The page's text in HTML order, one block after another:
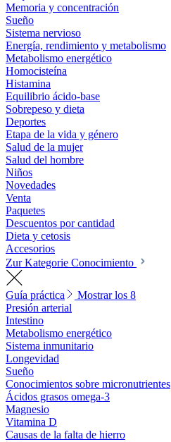
Memoria y concentración
Sueño
Sistema nervioso
Energía, rendimiento y metabolismo
Metabolismo energético
Homocisteína
Histamina
Equilibrio ácido-base
Sobrepeso y dieta
Deportes
Etapa de la vida y género
Salud de la mujer
Salud del hombre
Niños
Novedades
Venta
Paquetes
Descuentos por cantidad
Dieta y cetosis
Accesorios
Zur Kategorie Conocimiento
Guía práctica
Mostrar los 8
Presión arterial
Intestino
Metabolismo energético
Sistema inmunitario
Longevidad
Sueño
Conocimientos sobre micronutrientes
Ácidos grasos omega-3
Magnesio
Vitamina D
Causas de la falta de hierro